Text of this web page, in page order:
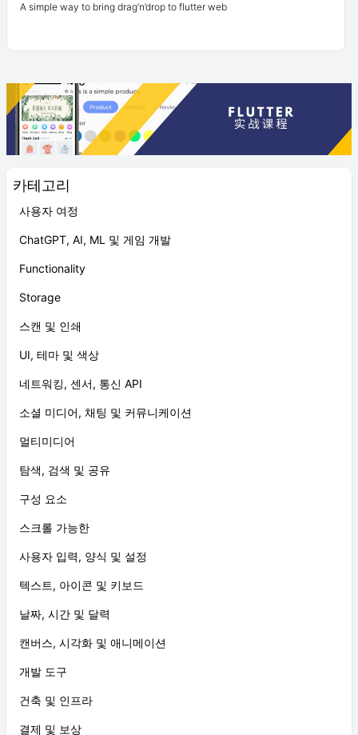
카테고리
사용자 여정
ChatGPT, AI, ML 및 게임 개발
Functionality
Storage
스캔 및 인쇄
UI, 테마 및 색상
네트워킹, 센서, 통신 API
소셜 미디어, 채팅 및 커뮤니케이션
멀티미디어
탐색, 검색 및 공유
구성 요소
스크롤 가능한
사용자 입력, 양식 및 설정
텍스트, 아이콘 및 키보드
날짜, 시간 및 달력
캔버스, 시각화 및 애니메이션
개발 도구
건축 및 인프라
결제 및 보상
A simple way to bring drag’n’drop to flutter web